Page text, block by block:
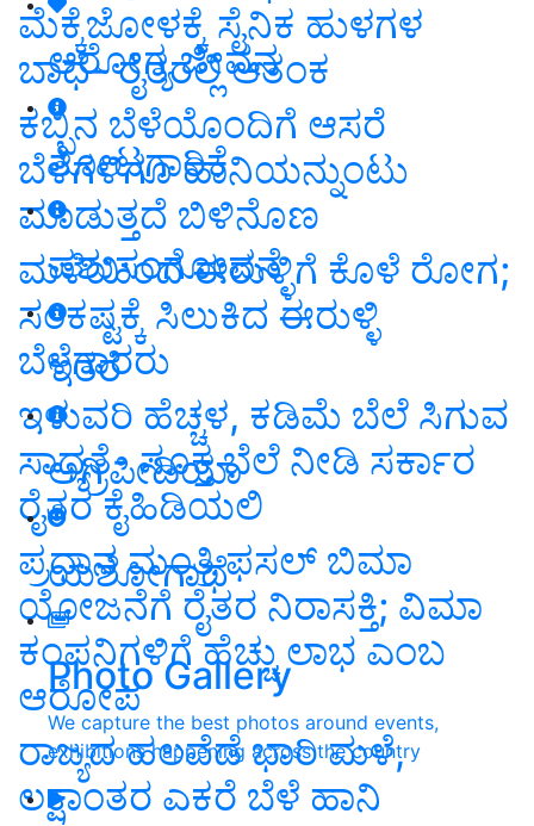
ಆರೋಗ್ಯ ಜೀವನ
ತೋಟಗಾರಿಕೆ
ಪಶುಸಂಗೋಪನೆ
ಇತರೆ
ಅಗ್ರಿಪೀಡಿಯಾ
ಯಶೋಗಾಥೆ
Photo Gallery
We capture the best photos around events,
exhibitions happening across the country
ಮೆಕ್ಕೆಜೋಳಕ್ಕೆ ಸೈನಿಕ ಹುಳಗಳ
ಬಾಧೆ- ರೈತರಲ್ಲಿ ಆತಂಕ
ಕಬ್ಬಿನ ಬೆಳೆಯೊಂದಿಗೆ ಆಸರೆ
ಬೆಳೆಗಳಿಗೂ ಹಾನಿಯನ್ನುಂಟು
ಮಾಡುತ್ತದೆ ಬಿಳಿನೊಣ
ಮಳೆಯಿಂದ ಈರುಳ್ಳಿಗೆ ಕೊಳೆ ರೋಗ;
ಸಂಕಷ್ಟಕ್ಕೆ ಸಿಲುಕಿದ ಈರುಳ್ಳಿ
ಬೆಳೆಗಾರರು
ಇಳುವರಿ ಹೆಚ್ಚಳ, ಕಡಿಮೆ ಬೆಲೆ ಸಿಗುವ
ಸಾಧ್ಯತೆ- ಸೂಕ್ತ ಬೆಲೆ ನೀಡಿ ಸರ್ಕಾರ
ರೈತರ ಕೈಹಿಡಿಯಲಿ
ಪ್ರಧಾನ ಮಂತ್ರಿ ಫಸಲ್ ಬಿಮಾ
ಯೋಜನೆಗೆ ರೈತರ ನಿರಾಸಕ್ತಿ; ವಿಮಾ
ಕಂಪನಿಗಳಿಗೆ ಹೆಚ್ಚು ಲಾಭ ಎಂಬ
ಆರೋಪ
ರಾಜ್ಯದ ಹಲವೆಡೆ ಭಾರಿ ಮಳೆ,
ಲಕ್ಷಾಂತರ ಎಕರೆ ಬೆಳೆ ಹಾನಿ